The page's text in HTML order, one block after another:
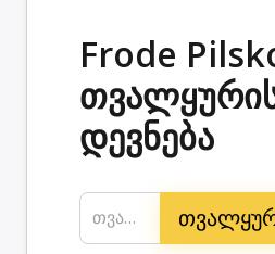
Frode
დევნება
თვალყურის დევნების მითითება...